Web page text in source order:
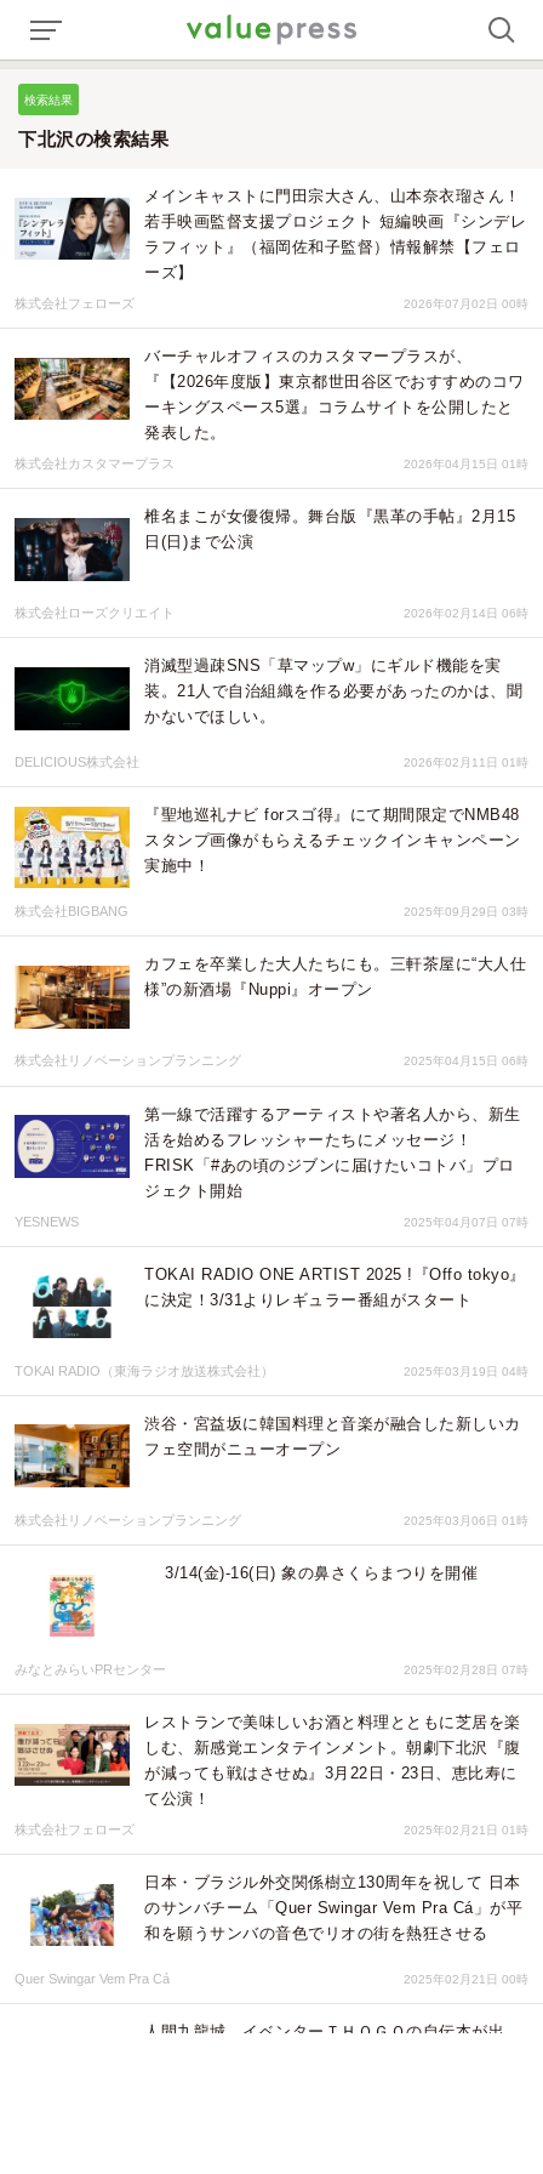
検索結果
下北沢の検索結果
メインキャストに門田宗大さん、山本奈衣瑠さん！
若手映画監督支援プロジェクト 短編映画『シンデレ
ラフィット』（福岡佐和子監督）情報解禁【フェロ
ーズ】
株式会社フェローズ 2026年07月02日 00時
バーチャルオフィスのカスタマープラスが、
『【2026年度版】東京都世田谷区でおすすめのコワ
ーキングスペース5選』コラムサイトを公開したと
発表した。
株式会社カスタマープラス 2026年04月15日 01時
椎名まこが女優復帰。舞台版『黒革の手帖』2月15
日(日)まで公演
株式会社ローズクリエイト 2026年02月14日 06時
消滅型過疎SNS「草マップw」にギルド機能を実
装。21人で自治組織を作る必要があったのかは、聞
かないでほしい。
DELICIOUS株式会社 2026年02月11日 01時
『聖地巡礼ナビ forスゴ得』にて期間限定でNMB48
スタンプ画像がもらえるチェックインキャンペーン
実施中！
株式会社BIGBANG 2025年09月29日 03時
カフェを卒業した大人たちにも。三軒茶屋に“大人仕
様”の新酒場『Nuppi』オープン
株式会社リノベーションプランニング 2025年04月15日 06時
第一線で活躍するアーティストや著名人から、新生
活を始めるフレッシャーたちにメッセージ！
FRISK「#あの頃のジブンに届けたいコトバ」プロ
ジェクト開始
YESNEWS 2025年04月07日 07時
TOKAI RADIO ONE ARTIST 2025 !『Offo tokyo』
に決定！3/31よりレギュラー番組がスタート
TOKAI RADIO（東海ラジオ放送株式会社） 2025年03月19日 04時
渋谷・宮益坂に韓国料理と音楽が融合した新しいカ
フェ空間がニューオープン
株式会社リノベーションプランニング 2025年03月06日 01時
3/14(金)-16(日) 象の鼻さくらまつりを開催
みなとみらいPRセンター 2025年02月28日 07時
レストランで美味しいお酒と料理とともに芝居を楽
しむ、新感覚エンタテインメント。朝劇下北沢『腹
が減っても戦はさせぬ』3月22日・23日、恵比寿に
て公演！
株式会社フェローズ 2025年02月21日 01時
日本・ブラジル外交関係樹立130周年を祝して 日本
のサンバチーム「Quer Swingar Vem Pra Cá」が平
和を願うサンバの音色でリオの街を熱狂させる
Quer Swingar Vem Pra Cá 2025年02月21日 00時
人間九龍城、イベンターＴＨＯＧＯの自伝本が出